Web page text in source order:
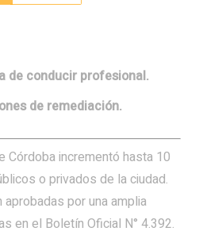
de conducir profesional.
de remediación.
Córdoba incrementó hasta 10
o privados de la ciudad.
por una amplia
en el Boletín Oficial N° 4.392.